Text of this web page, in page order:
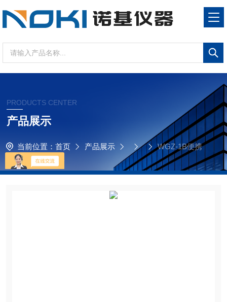
PRODUCTS CENTER
产品展示
当前位置： 首页 产品展示
WGZ-1B便携
式浊度仪WGZ-1B